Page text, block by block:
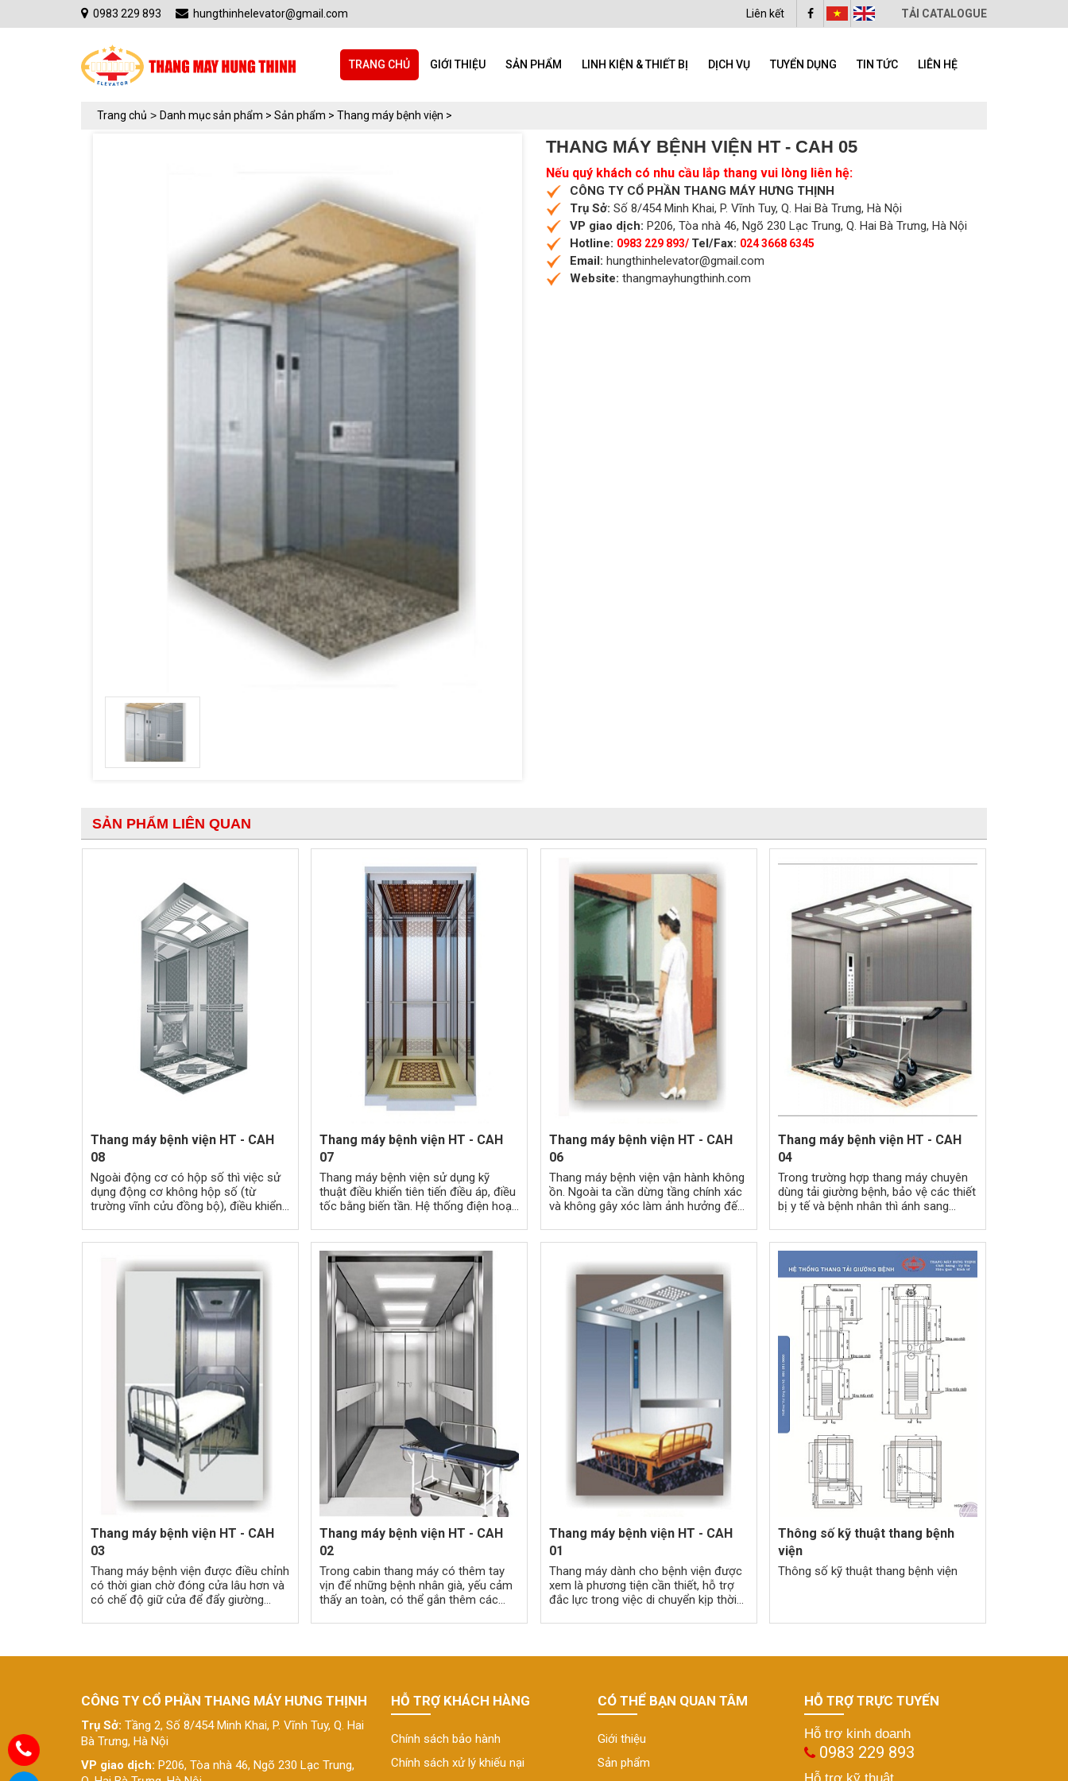
0983 229 893 hungthinhelevator@gmail.com TẢI CATALOGUE
Liên kết
TRANG CHỦ GIỚI THIỆU SẢN PHẨM LINH KIỆN & THIẾT BỊ DỊCH VỤ TUYỂN DỤNG TIN TỨC LIÊN HỆ
Trang chủ > Danh mục sản phẩm > Sản phẩm > Thang máy bệnh viện >
THANG MÁY BỆNH VIỆN HT - CAH 05
Nếu quý khách có nhu cầu lắp thang vui lòng liên hệ:
CÔNG TY CỔ PHẦN THANG MÁY HƯNG THỊNH
Trụ Sở: Số 8/454 Minh Khai, P. Vĩnh Tuy, Q. Hai Bà Trưng, Hà Nội
VP giao dịch: P206, Tòa nhà 46, Ngõ 230 Lạc Trung, Q. Hai Bà Trưng, Hà Nội
Hotline: 0983 229 893/ Tel/Fax: 024 3668 6345
Email: hungthinhelevator@gmail.com
Website: thangmayhungthinh.com
SẢN PHẨM LIÊN QUAN
Thang máy bệnh viện HT - CAH
08
Ngoài động cơ có hộp số thì việc sử
dụng động cơ không hộp số (từ
trường vĩnh cửu đồng bộ), điều khiển
thuật số.
Thang máy bệnh viện HT - CAH
07
Thang máy bệnh viện sử dụng kỹ
thuật điều khiển tiên tiến điều áp, điều
tốc bằng biến tần. Hệ thống điện hoạt
cũng là quan trọng nhất trong toàn bộ
Thang máy bệnh viện HT - CAH
06
Thang máy bệnh viện vận hành không
ồn. Ngoài ta cần dừng tầng chính xác
và không gây xóc làm ảnh hưởng đến
Thang máy bệnh viện HT - CAH
04
Trong trường hợp thang máy chuyên
dùng tải giường bệnh, bảo vệ các thiết
bị y tế và bệnh nhân thì ánh sang
kế đúng tiêu chuẩn cho phép
Thang máy bệnh viện HT - CAH
03
Thang máy bệnh viện được điều chỉnh
có thời gian chờ đóng cửa lâu hơn và
có chế độ giữ cửa để đẩy giường
Thang máy bệnh viện HT - CAH
02
Trong cabin thang máy có thêm tay
vịn để những bệnh nhân già, yếu cảm
thấy an toàn, có thể gắn thêm các
Thang máy bệnh viện HT - CAH
01
Thang máy dành cho bệnh viện được
xem là phương tiện cần thiết, hỗ trợ
đắc lực trong việc di chuyển kịp thời
Thông số kỹ thuật thang bệnh
viện
Thông số kỹ thuật thang bệnh viện
CÔNG TY CỔ PHẦN THANG MÁY HƯNG THỊNH
Trụ Sở: Tầng 2, Số 8/454 Minh Khai, P. Vĩnh Tuy, Q. Hai
Bà Trưng, Hà Nội
VP giao dịch: P206, Tòa nhà 46, Ngõ 230 Lạc Trung,
HỖ TRỢ KHÁCH HÀNG
Chính sách bảo hành
Chính sách xử lý khiếu nại
CÓ THỂ BẠN QUAN TÂM
Giới thiệu
Sản phẩm
HỖ TRỢ TRỰC TUYẾN
Hỗ trợ kinh doanh
0983 229 893